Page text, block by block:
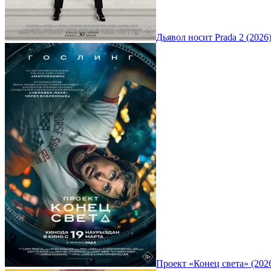
Дьявол носит Prada 2 (2026)
Проект «Конец света»